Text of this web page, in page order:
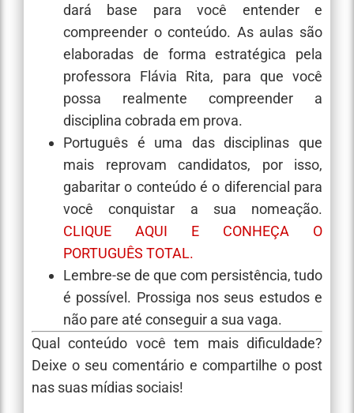
dará base para você entender e
compreender o conteúdo. As aulas são
elaboradas de forma estratégica pela
professora Flávia Rita, para que você
possa realmente compreender a
disciplina cobrada em prova.
Português é uma das disciplinas que
mais reprovam candidatos, por isso,
gabaritar o conteúdo é o diferencial para
você conquistar a sua nomeação.
CLIQUE AQUI E CONHEÇA O
PORTUGUÊS TOTAL.
Lembre-se de que com persistência, tudo
é possível. Prossiga nos seus estudos e
não pare até conseguir a sua vaga.
Qual conteúdo você tem mais dificuldade?
Deixe o seu comentário e compartilhe o post
nas suas mídias sociais!